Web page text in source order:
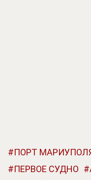
ПОРТ
ПЕРВОЕ СУДНО